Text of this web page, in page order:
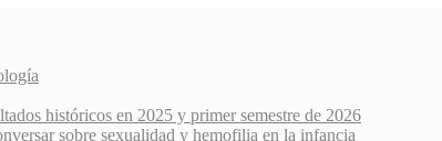
históricos en 2025 y primer semestre de 2026
sobre sexualidad y hemofilia en la infancia